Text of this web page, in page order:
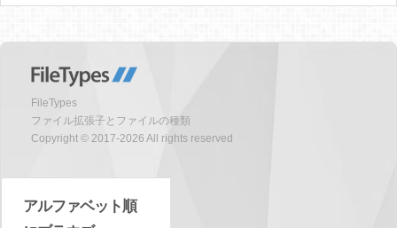
FileTypes
ファイル拡張子とファイルの種類
Copyright © 2017-2026 All rights reserved
アルファベット順